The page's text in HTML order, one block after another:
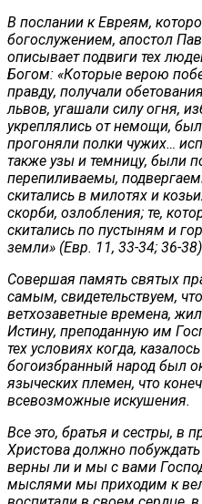
В послании к Евреям,
богослужением, апостол
описывает подвиги тех
Богом: «Которые верою
правду, получали
львов, угашали силу огня,
укреплялись от немощи,
прогоняли полки чужих…
также узы и темницу, были
перепиливаемы,
скитались в милотях и
скорби, озлобления; те,
скитались по пустыням и
земли» (Евр. 11, 33-34; 36-
Совершая память святых
самым, свидетельствуем,
ветхозаветные времена,
Истину, преподанную им
тех условиях когда,
богоизбранный народ был
языческих племен, что
всевозможные искушения.
Все это, братья и сестры, в
Христова должно
верны ли и мы с вами
мыслями мы приходим к